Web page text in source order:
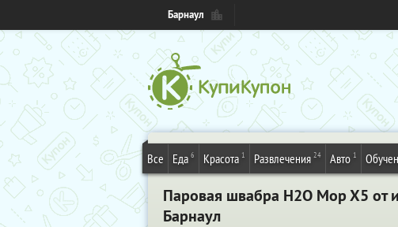
Барнаул
Все Еда 6 Красота 1 Развлечения 24 Авто 1
Паровая швабра H2O Mop X5 от
Барнаул